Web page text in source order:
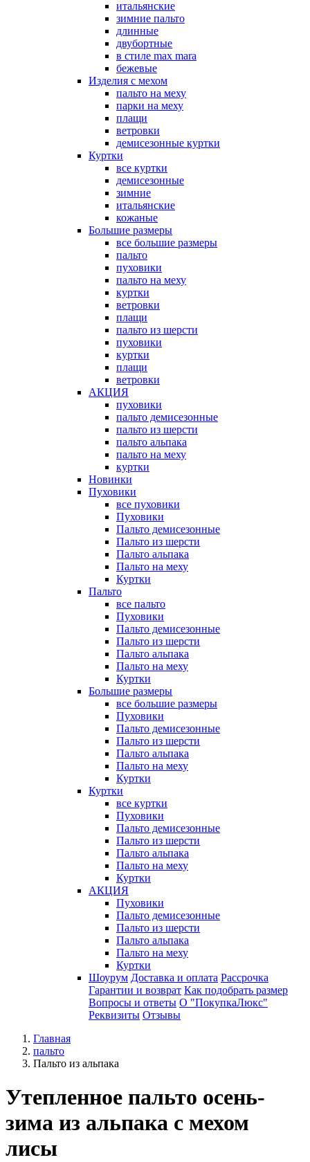
итальянские
зимние пальто
длинные
двубортные
в стиле max mara
бежевые
Изделия с мехом
пальто на меху
парки на меху
плащи
ветровки
демисезонные куртки
Куртки
все куртки
демисезонные
зимние
итальянские
кожаные
Большие размеры
все большие размеры
пальто
пуховики
пальто на меху
куртки
ветровки
плащи
пальто из шерсти
пуховики
куртки
плащи
ветровки
АКЦИЯ
пуховики
пальто демисезонные
пальто из шерсти
пальто альпака
пальто на меху
куртки
Новинки
Пуховики
все пуховики
Пуховики
Пальто демисезонные
Пальто из шерсти
Пальто альпака
Пальто на меху
Куртки
Пальто
все пальто
Пуховики
Пальто демисезонные
Пальто из шерсти
Пальто альпака
Пальто на меху
Куртки
Большие размеры
все большие размеры
Пуховики
Пальто демисезонные
Пальто из шерсти
Пальто альпака
Пальто на меху
Куртки
Куртки
все куртки
Пуховики
Пальто демисезонные
Пальто из шерсти
Пальто альпака
Пальто на меху
Куртки
АКЦИЯ
Пуховики
Пальто демисезонные
Пальто из шерсти
Пальто альпака
Пальто на меху
Куртки
Шоурум Доставка и оплата Рассрочка
Гарантии и возврат Как подобрать размер
Вопросы и ответы О "ПокупкаЛюкс"
Реквизиты Отзывы
Главная
пальто
Пальто из альпака
Утепленное пальто осень-
зима из альпака с мехом
лисы